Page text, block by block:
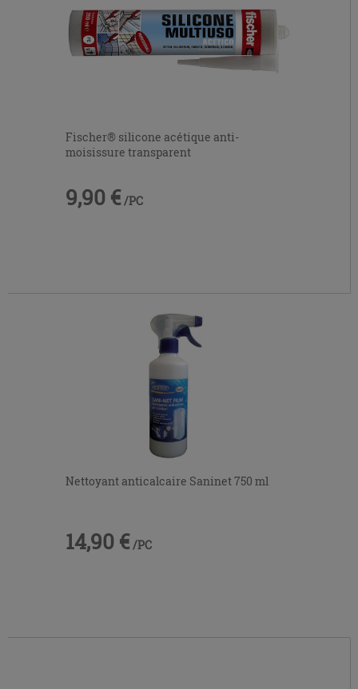
Fischer® silicone acétique anti-
moisissure transparent
9,90 € /PC
Nettoyant anticalcaire Saninet 750 ml
14,90 € /PC